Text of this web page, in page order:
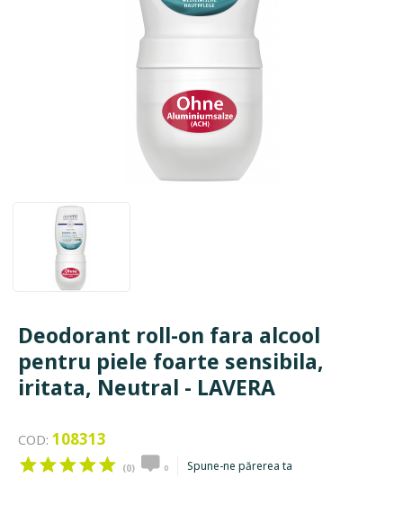
Deodorant roll-on fara alcool
pentru piele foarte sensibila,
iritata, Neutral - LAVERA
COD: 108313
(0) 0 Spune-ne părerea ta